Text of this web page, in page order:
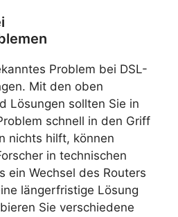
Problem bei DSL-
Mit den oben
Lösungen sollten Sie in
schnell in den Griff
nichts hilft, können
in technischen
ein Wechsel des Routers
längerfristige Lösung
Sie verschiedene